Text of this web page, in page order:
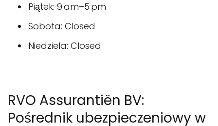
Piątek: 9 am–5 pm
Sobota: Closed
Niedziela: Closed
RVO Assurantiën BV:
Pośrednik ubezpieczeniowy w